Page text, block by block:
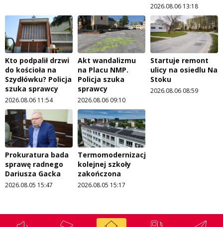
2026.08.06 13:18
Kto podpalił drzwi
do kościoła na
Szydłówku? Policja
szuka sprawcy
2026.08.06 11:54
Akt wandalizmu
na Placu NMP.
Policja szuka
sprawcy
2026.08.06 09:10
Startuje remont
ulicy na osiedlu Na
Stoku
2026.08.06 08:59
Prokuratura bada
sprawę radnego
Dariusza Gacka
2026.08.05 15:47
Termomodernizacja
kolejnej szkoły
zakończona
2026.08.05 15:17